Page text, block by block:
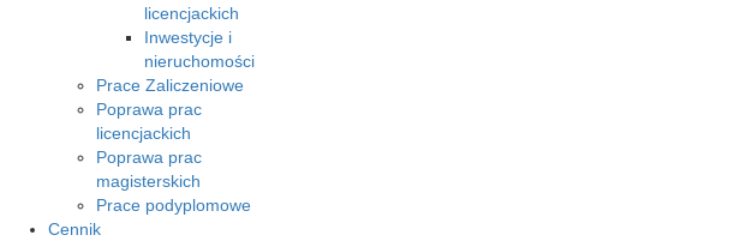
licencjackich
Inwestycje i
nieruchomości
Prace Zaliczeniowe
Poprawa prac
licencjackich
Poprawa prac
magisterskich
Prace podyplomowe
Cennik